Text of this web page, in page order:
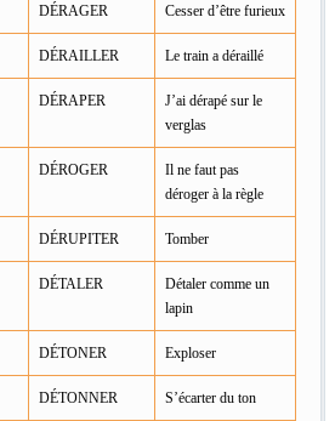
DÉRAGER Cesser d’être furieux
DÉRAILLER Le train a déraillé
DÉRAPER
J’ai dérapé sur le
verglas
DÉROGER
Il ne faut pas
déroger à la règle
DÉRUPITER Tomber
DÉTALER
Détaler comme un
lapin
DÉTONER Exploser
DÉTONNER S’écarter du ton